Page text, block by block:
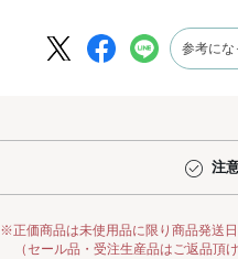
スポーティーな厚底ソールなが
参考にな
注
※正価商品は未使用品に限り商品発送日
（セール品・受注生産品はご返品頂